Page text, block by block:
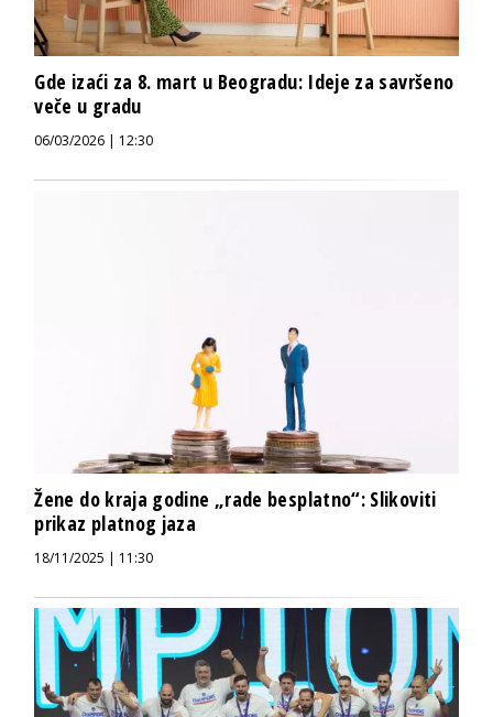
Gde izaći za 8. mart u Beogradu: Ideje za savršeno
veče u gradu
06/03/2026 | 12:30
Žene do kraja godine „rade besplatno“: Slikoviti
prikaz platnog jaza
18/11/2025 | 11:30